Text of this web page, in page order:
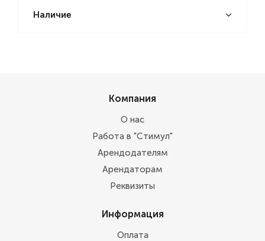
Наличие
Компания
О нас
Работа в "Стимул"
Арендодателям
Арендаторам
Реквизиты
Информация
Оплата